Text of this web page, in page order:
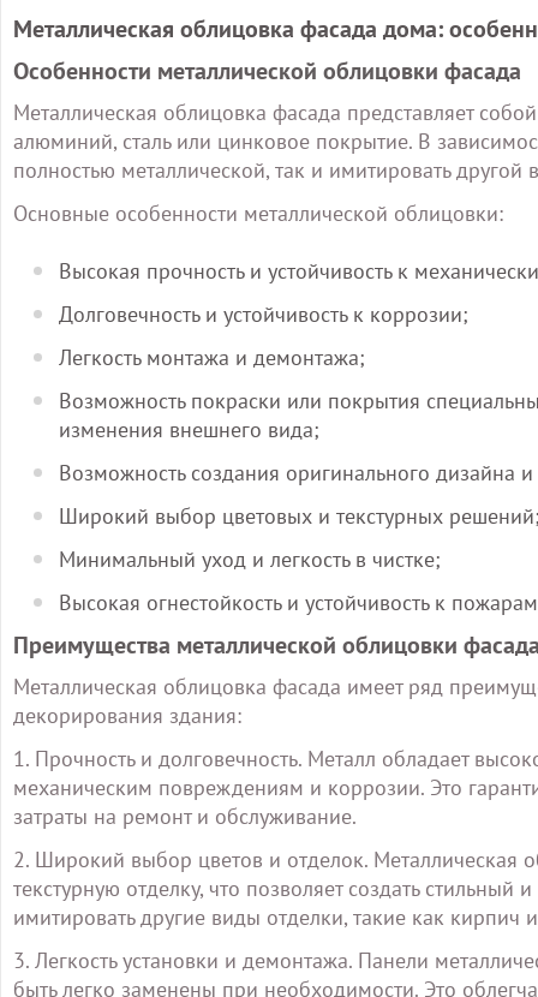
Металлическая облицовка фасада дома:
Особенности металлической облицовки фасада
Металлическая облицовка фасада представляет
алюминий, сталь или цинковое покрытие. В
полностью металлической, так и имитировать
Основные особенности металлической облицовки:
Высокая прочность и устойчивость к
Долговечность и устойчивость к коррозии;
Легкость монтажа и демонтажа;
Возможность покраски или покрытия
изменения внешнего вида;
Возможность создания оригинального
Широкий выбор цветовых и текстурных
Минимальный уход и легкость в чистке;
Высокая огнестойкость и устойчивость к
Преимущества металлической облицовки
Металлическая облицовка фасада имеет ряд
декорирования здания:
1. Прочность и долговечность. Металл обладает
механическим повреждениям и коррозии. Это
затраты на ремонт и обслуживание.
2. Широкий выбор цветов и отделок. Металлическая
текстурную отделку, что позволяет создать
имитировать другие виды отделки, такие как кирпич
3. Легкость установки и демонтажа. Панели
быть легко заменены при необходимости. Это